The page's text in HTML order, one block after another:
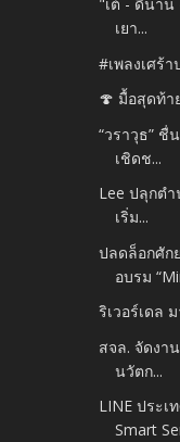
เยา...
#เพลงเศร้
🍄 มื้อสุดท้า
“วราวุธ” ชื่
เชิดช...
Lee ปลุกต
เริ่ม...
ปลดล็อกศัก
อบรม
ริเวอร์เดล
สจล. จัดงา
นวัตก...
LINE ประเ
Smart